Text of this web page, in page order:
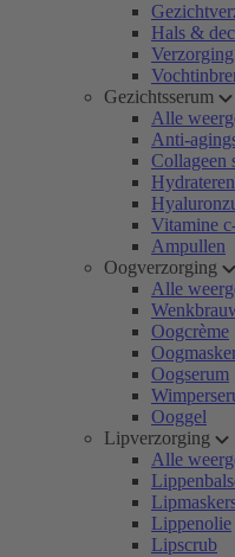
Hals &
Gezichtsserum
Alle
Anti-
Collageen
Vitamine
Ampullen
Oogverzorging
Alle
Oogcrème
Oogserum
Ooggel
Lipverzorging
Alle
Lippenolie
Lipscrub